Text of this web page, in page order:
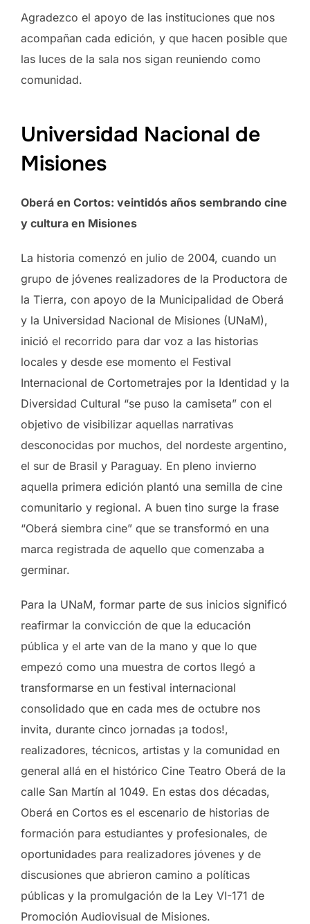
Agradezco el apoyo de las instituciones que nos
acompañan cada edición, y que hacen posible que
las luces de la sala nos sigan reuniendo como
comunidad.
Universidad Nacional de
Misiones
Oberá en Cortos: veintidós años sembrando cine
y cultura en Misiones
La historia comenzó en julio de 2004, cuando un
grupo de jóvenes realizadores de la Productora de
la Tierra, con apoyo de la Municipalidad de Oberá
y la Universidad Nacional de Misiones (UNaM),
inició el recorrido para dar voz a las historias
locales y desde ese momento el Festival
Internacional de Cortometrajes por la Identidad y la
Diversidad Cultural “se puso la camiseta” con el
objetivo de visibilizar aquellas narrativas
desconocidas por muchos, del nordeste argentino,
el sur de Brasil y Paraguay. En pleno invierno
aquella primera edición plantó una semilla de cine
comunitario y regional. A buen tino surge la frase
“Oberá siembra cine” que se transformó en una
marca registrada de aquello que comenzaba a
germinar.
Para la UNaM, formar parte de sus inicios significó
reafirmar la convicción de que la educación
pública y el arte van de la mano y que lo que
empezó como una muestra de cortos llegó a
transformarse en un festival internacional
consolidado que en cada mes de octubre nos
invita, durante cinco jornadas ¡a todos!,
realizadores, técnicos, artistas y la comunidad en
general allá en el histórico Cine Teatro Oberá de la
calle San Martín al 1049. En estas dos décadas,
Oberá en Cortos es el escenario de historias de
formación para estudiantes y profesionales, de
oportunidades para realizadores jóvenes y de
discusiones que abrieron camino a políticas
públicas y la promulgación de la Ley VI-171 de
Promoción Audiovisual de Misiones.